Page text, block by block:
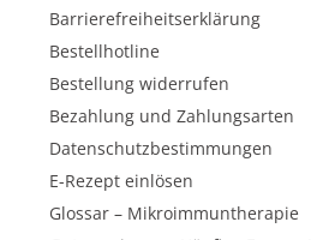
Barrierefreiheitserklärung
Bestellhotline
Bestellung widerrufen
Bezahlung und Zahlungsarten
Datenschutzbestimmungen
E-Rezept einlösen
Glossar – Mikroimmuntherapie